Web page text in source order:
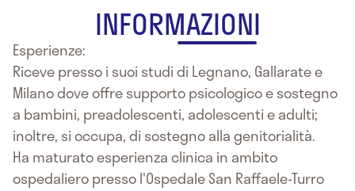
INFORMAZIONI
Esperienze:
Riceve presso i suoi studi di Legnano, Gallarate e
Milano dove offre supporto psicologico e sostegno
a bambini, preadolescenti, adolescenti e adulti;
inoltre, si occupa, di sostegno alla genitorialità.
Ha maturato esperienza clinica in ambito
ospedaliero presso l'Ospedale San Raffaele-Turro